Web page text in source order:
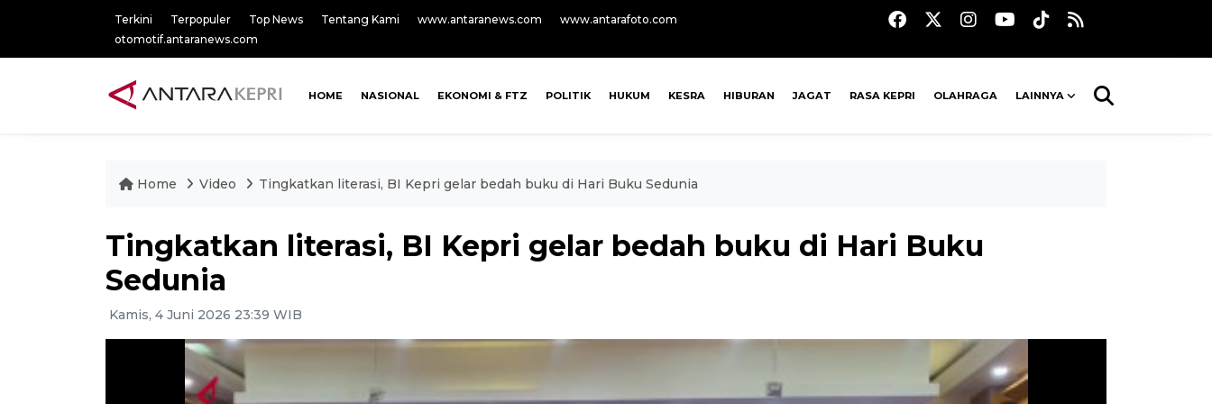
Terkini Terpopuler Top News Tentang Kami www.antaranews.com
www.antarafoto.com
otomotif.antaranews.com
HOME NASIONAL EKONOMI & FTZ POLITIK HUKUM KESRA HIBURAN JAGAT RASA KEPRI OLAHRAGA LAINNYA
Home Video Tingkatkan literasi, BI Kepri gelar bedah buku di Hari Buku Sedunia
Tingkatkan literasi, BI Kepri gelar bedah buku di Hari Buku
Sedunia
Kamis, 4 Juni 2026 23:39 WIB